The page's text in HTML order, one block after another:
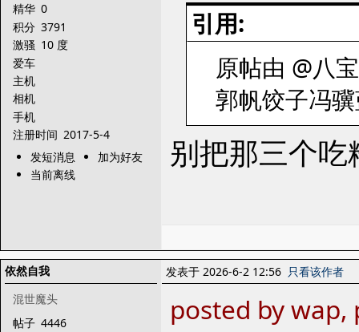
精华 0
积分 3791
激骚 10 度
爱车
主机
相机
手机
注册时间 2017-5-4
发短消息
加为好友
当前离线
引用:
原帖由 @八
郭帆饺子冯
别把那三个
依然自我
混世魔头
帖子 4446
发表于 2026-6-2 12:56 只看该作者
posted by